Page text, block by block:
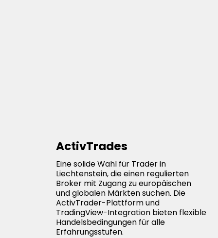
ActivTrades
Eine solide Wahl für Trader in
Liechtenstein, die einen regulierten
Broker mit Zugang zu europäischen
und globalen Märkten suchen. Die
ActivTrader-Plattform und
TradingView-Integration bieten flexible
Handelsbedingungen für alle
Erfahrungsstufen.